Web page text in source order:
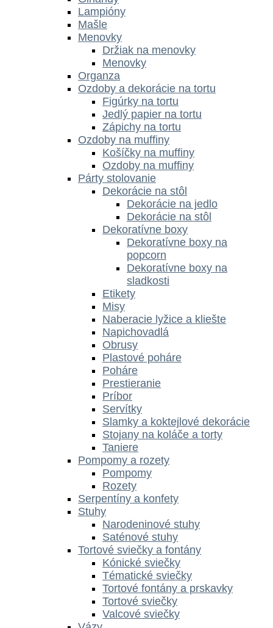
Lampióny
Mašle
Menovky
Držiak na menovky
Menovky
Organza
Ozdoby a dekorácie na tortu
Figúrky na tortu
Jedlý papier na tortu
Zápichy na tortu
Ozdoby na muffiny
Košíčky na muffiny
Ozdoby na muffiny
Párty stolovanie
Dekorácie na stôl
Dekorácie na jedlo
Dekorácie na stôl
Dekoratívne boxy
Dekoratívne boxy na
popcorn
Dekoratívne boxy na
sladkosti
Etikety
Misy
Naberacie lyžice a kliešte
Napichovadlá
Obrusy
Plastové poháre
Poháre
Prestieranie
Príbor
Servítky
Slamky a koktejlové dekorácie
Stojany na koláče a torty
Taniere
Pompomy a rozety
Pompomy
Rozety
Serpentíny a konfety
Stuhy
Narodeninové stuhy
Saténové stuhy
Tortové sviečky a fontány
Kónické sviečky
Tématické sviečky
Tortové fontány a prskavky
Tortové sviečky
Valcové sviečky